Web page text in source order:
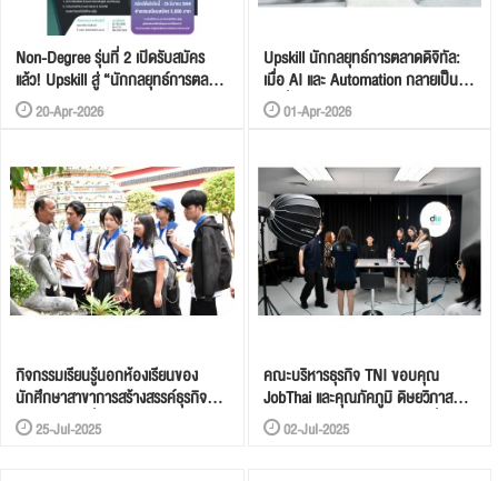
Non-Degree รุ่นที่ 2 เปิดรับสมัคร
แล้ว! Upskill สู่ “นักกลยุทธ์การตลาด
ดิจิทัล & MarTech ตัวจริง”
20-Apr-2026
Upskill นักกลยุทธ์การตลาดดิจิทัล:
เมื่อ AI และ Automation กลายเป็น
“เครื่องมือคู่ใจ”
01-Apr-2026
กิจกรรมเรียนรู้นอกห้องเรียนของ
นักศึกษาสาขาการสร้างสรรค์ธุรกิจ
บริการสไตล์ญี่ปุ่น
25-Jul-2025
คณะบริหารธุรกิจ TNI ขอบคุณ
JobThai และคุณภัคภูมิ ดิษยวิภาส
ศิษย์เก่าสาขาการตลาดดิจิทัล ที่กลับ
มาแบ่งปันความรู้สู่นักศึกษารุ่นใหม่
02-Jul-2025